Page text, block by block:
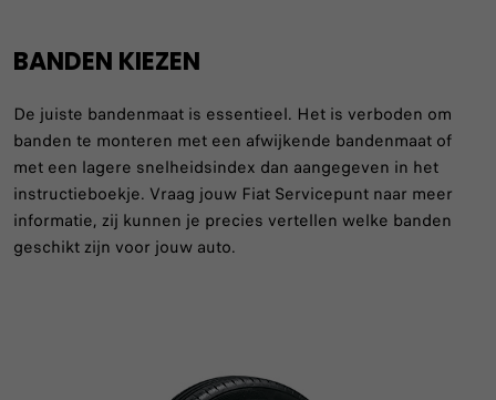
BANDEN KIEZEN
De juiste bandenmaat is essentieel. Het is verboden om
banden te monteren met een afwijkende bandenmaat of
met een lagere snelheidsindex dan aangegeven in het
instructieboekje. Vraag jouw Fiat Servicepunt naar meer
informatie, zij kunnen je precies vertellen welke banden
geschikt zijn voor jouw auto.